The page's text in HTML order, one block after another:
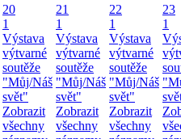
20
1
Výstava
výtvarné
soutěže
"Můj/Náš
svět"
Zobrazit
všechny
21
1
Výstava
výtvarné
soutěže
"Můj/Náš
svět"
Zobrazit
všechny
22
1
Výstava
výtvarné
soutěže
"Můj/Náš
svět"
Zobrazit
všechny
23
1